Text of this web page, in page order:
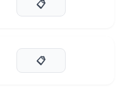
📋
📋